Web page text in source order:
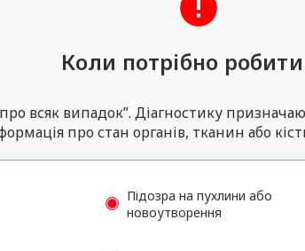
Коли потрібно
всяк випадок”. Діагностику
про стан органів, тканин або
Підозра на пухлини або
новоутворення